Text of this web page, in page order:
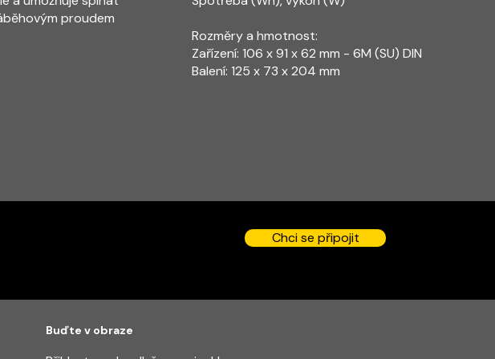
proudem
Rozměry a hmotnost:
Zařízení: 106 x 91 x 62 mm - 6M (SU) DIN
Balení: 125 x 73 x 204 mm
Chci se připojit
Buďte v obraze